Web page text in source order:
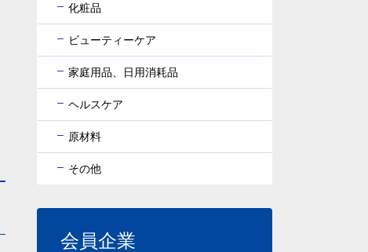
化粧品
ビューティーケア
家庭用品、日用消耗品
ヘルスケア
原材料
その他
会員企業